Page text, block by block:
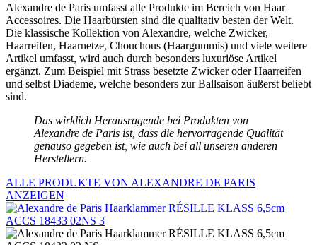
Alexandre de Paris umfasst alle Produkte im Bereich von Haar
Accessoires. Die Haarbürsten sind die qualitativ besten der Welt.
Die klassische Kollektion von Alexandre, welche Zwicker,
Haarreifen, Haarnetze, Chouchous (Haargummis) und viele weitere
Artikel umfasst, wird auch durch besonders luxuriöse Artikel
ergänzt. Zum Beispiel mit Strass besetzte Zwicker oder Haarreifen
und selbst Diademe, welche besonders zur Ballsaison äußerst beliebt
sind.
Das wirklich Herausragende bei Produkten von
Alexandre de Paris ist, dass die hervorragende Qualität
genauso gegeben ist, wie auch bei all unseren anderen
Herstellern.
ALLE PRODUKTE VON ALEXANDRE DE PARIS
ANZEIGEN